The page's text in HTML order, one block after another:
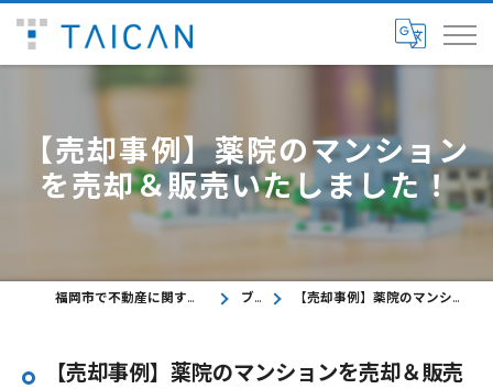
【売却事例】薬院のマンション
を売却＆販売いたしました！
福岡市で不動産に関するご相談ならTAICAN株式会社 ブログ 【売却事例】薬院のマンションを売却＆販売いたしました！
【売却事例】薬院のマンションを売却＆販売